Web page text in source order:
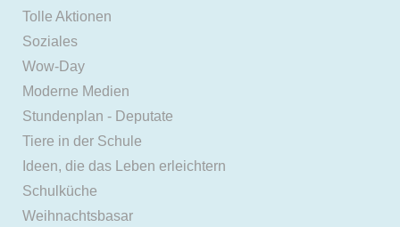
Tolle Aktionen
Soziales
Wow-Day
Moderne Medien
Stundenplan - Deputate
Tiere in der Schule
Ideen, die das Leben erleichtern
Schulküche
Weihnachtsbasar